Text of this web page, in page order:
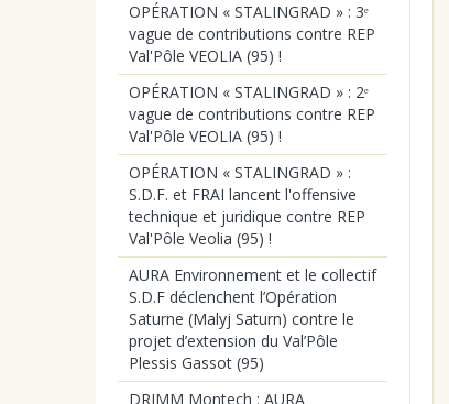
OPÉRATION « STALINGRAD » : 3ᵉ
vague de contributions contre REP
Val'Pôle VEOLIA (95) !
OPÉRATION « STALINGRAD » : 2ᵉ
vague de contributions contre REP
Val'Pôle VEOLIA (95) !
OPÉRATION « STALINGRAD » :
S.D.F. et FRAI lancent l'offensive
technique et juridique contre REP
Val'Pôle Veolia (95) !
AURA Environnement et le collectif
S.D.F déclenchent l’Opération
Saturne (Malyj Saturn) contre le
projet d’extension du Val’Pôle
Plessis Gassot (95)
DRIMM Montech : AURA